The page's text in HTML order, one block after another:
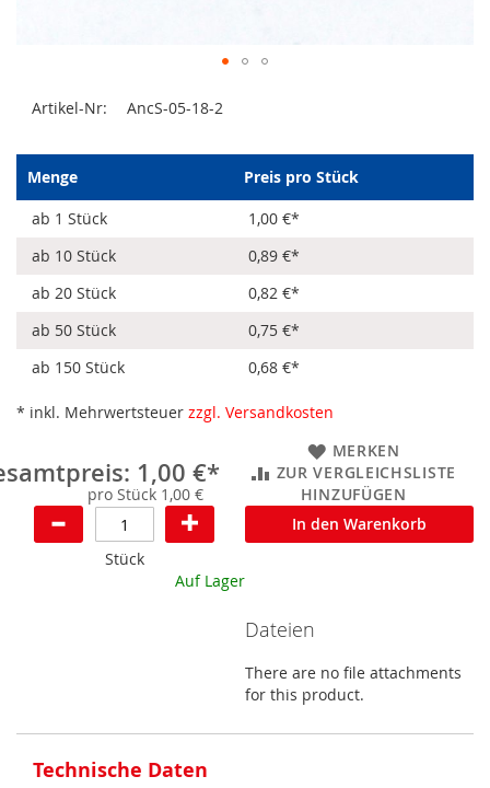
Anfang
Bildergalerie
springen
Artikel-Nr: AncS-05-18-2
Menge
Preis pro Stück
ab 1 Stück
1,00 €*
ab 10 Stück
0,89 €*
ab 20 Stück
0,82 €*
ab 50 Stück
0,75 €*
ab 150 Stück
0,68 €*
* inkl. Mehrwertsteuer zzgl. Versandkosten
1,00 €*
pro Stück 1,00 €
MERKEN
ZUR VERGLEICHSLISTE
HINZUFÜGEN
Stück
In den Warenkorb
Auf Lager
Dateien
There are no file attachments
for this product.
Informationen
Technische Daten